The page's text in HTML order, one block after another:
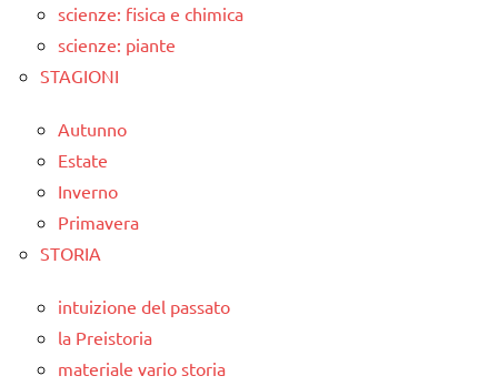
scienze: fisica e chimica
scienze: piante
STAGIONI
Autunno
Estate
Inverno
Primavera
STORIA
intuizione del passato
la Preistoria
materiale vario storia